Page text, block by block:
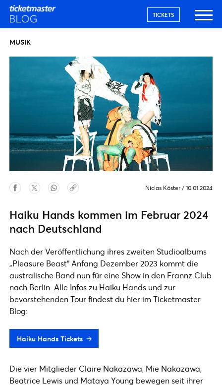
TICKETS
MUSIK
Niclas Köster / 10.01.2024
Haiku Hands kommen im Februar 2024
nach Deutschland
Nach der Veröffentlichung ihres zweiten Studioalbums
„Pleasure Beast“ Anfang Dezember 2023 kommt die
australische Band nun für eine Show in den Frannz Club
nach Berlin. Alle Infos zu Haiku Hands und zur
bevorstehenden Tour findest du hier im Ticketmaster
Blog:
Haiku Hands Tickets
Die vier Mitglieder Claire Nakazawa, Mie Nakazawa,
Beatrice Lewis und Mataya Young bewegen seit ihrer